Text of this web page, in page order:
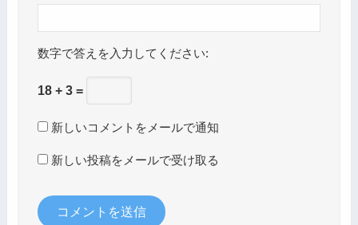
数字で答えを入力してください:
18 + 3 =
新しいコメントをメールで通知
新しい投稿をメールで受け取る